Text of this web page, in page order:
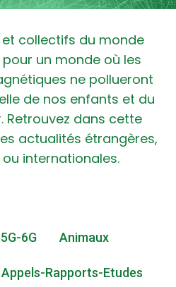
collectifs du monde
un monde où les
ne pollueront
de nos enfants et du
Retrouvez dans cette
actualités étrangères,
internationales.
5G-6G Animaux
Appels-Rapports-Etudes